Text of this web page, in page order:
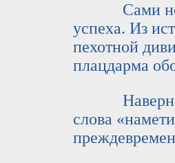
Сами
успеха. Из
пехотной
плацдарма
Наверное,
слова